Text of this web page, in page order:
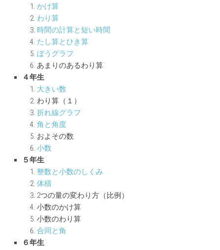
かけ算
わり算
時間の計算と短い時間
たし算とひき算
ぼうグラフ
あまりのあるわり算
４年生
大きい数
わり算（１）
折れ線グラフ
角と角度
およその数
小数
５年生
整数と小数のしくみ
体積
2つの量の変わり方（比例）
小数のかけ算
小数のわり算
合同と角
６年生